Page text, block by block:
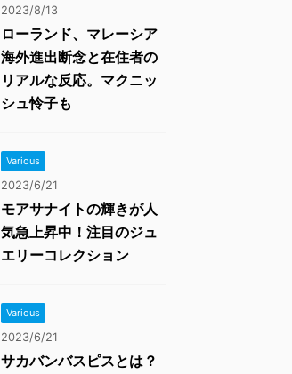
2023/8/13
ローランド、マレーシア
海外進出断念と在住者の
リアルな反応。マクニッ
シュ怜子も
Various
2023/6/21
モアサナイトの輝きが人
気急上昇中！注目のジュ
エリーコレクション
Various
2023/6/21
サカバンバスピスとは？